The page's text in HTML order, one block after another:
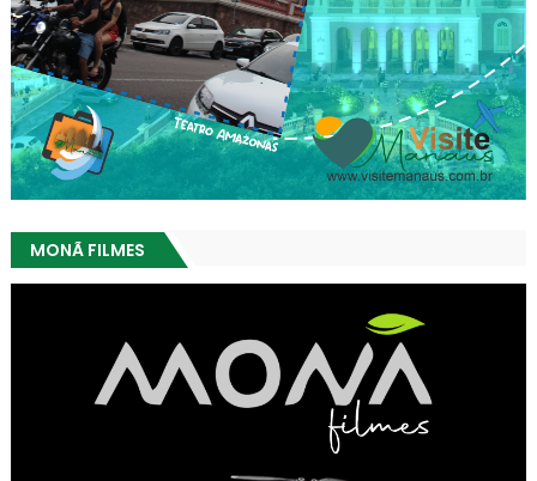
MONÃ FILMES